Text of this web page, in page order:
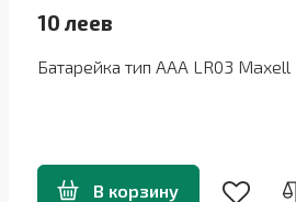
10 леев
Батарейка тип AAA LR03 Maxell
В корзину